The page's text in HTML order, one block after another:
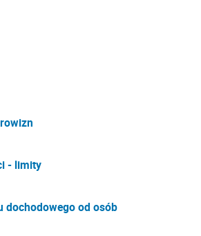
- limity
dochodowego od osób